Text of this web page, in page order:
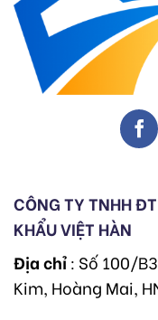
CÔNG TY TNHH
KHẨU VIỆT HÀN
Địa chỉ: Số 100/
Kim, Hoàng Mai,